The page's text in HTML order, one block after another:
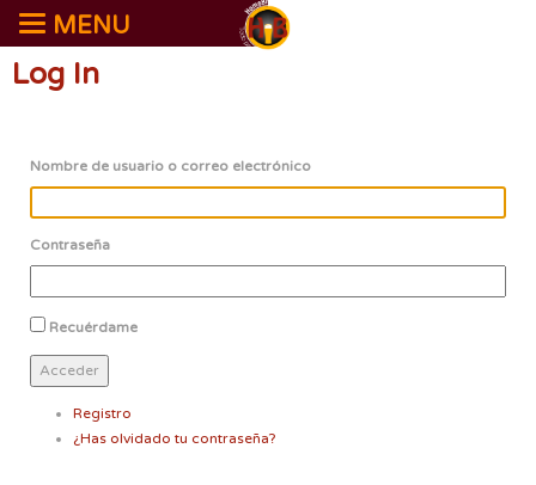
MENU
Log In
Nombre de usuario o correo electrónico
Contraseña
Recuérdame
Acceder
Registro
¿Has olvidado tu contraseña?